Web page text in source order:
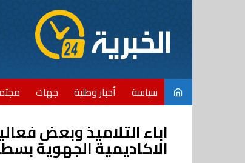
سياسة أخبار وطنية جهات
اباء التلاميذ وبعض
الاكاديمية الجهوية